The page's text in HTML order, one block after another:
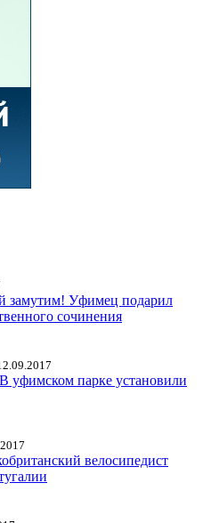
замутим! Уфимец подарил
сочинения
В уфимском парке установили
велосипедист